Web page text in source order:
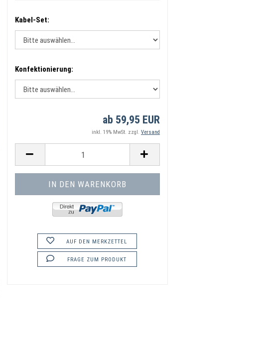
Kabel-Set:
Konfektionierung:
ab 59,95 EUR
inkl. 19% MwSt. zzgl. Versand
AUF DEN MERKZETTEL
FRAGE ZUM PRODUKT